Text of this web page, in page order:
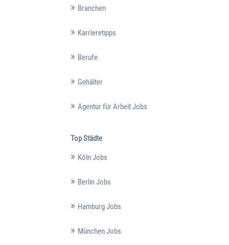
Branchen
Karrieretipps
Berufe
Gehälter
Agentur für Arbeit Jobs
Top Städte
Köln Jobs
Berlin Jobs
Hamburg Jobs
München Jobs